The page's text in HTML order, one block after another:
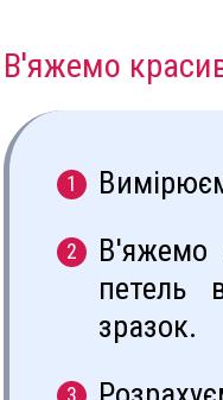
В'яжемо
В'яжемо
петель
зразок.